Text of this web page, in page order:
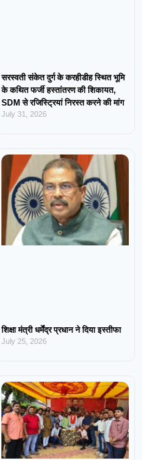
सरस्वती संकेत दुर्ग के करहीडीह स्थित भूमि
के कथित फर्जी हस्तांतरण की शिकायत,
SDM से रजिस्ट्रियां निरस्त करने की मांग
July 31, 2026
शिक्षा मंत्री धर्मेंद्र प्रधान ने दिया इस्तीफा
July 25, 2026